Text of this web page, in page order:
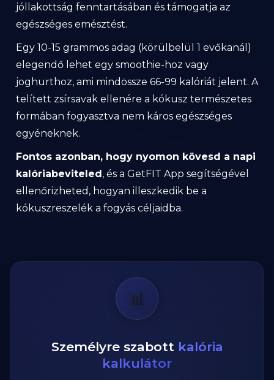
jóllakottság fenntartásában és támogatja az
egészséges emésztést.
Egy 10-15 grammos adag (körülbelül 1 evőkanál)
elegendő lehet egy smoothie-hoz vagy
joghurthoz, ami mindössze 66-99 kalóriát jelent. A
telített zsírsavak ellenére a kókusz természetes
formában fogyasztva nem káros egészséges
egyéneknek.
Fontos azonban, hogy nyomon kövesd a napi
kalóriabeviteled, és a GetFIT App segítségével
ellenőrizheted, hogyan illeszkedik be a
kókuszreszelék a fogyás céljaidba.
📊
Személyre szabott kalória
kalkulátor